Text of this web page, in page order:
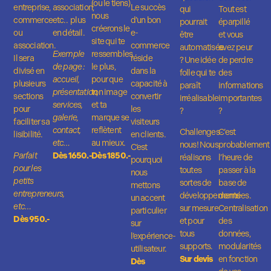
entreprise,
commerce
ou
association.
Il sera
divisé en
plusieurs
sections
pour
faciliter sa
lisibilité.
Parfait
pour les
petits
entrepreneurs,
etc…
Dès 950.-
association,
etc.. plus
en détail.
Exemple
de page :
accueil,
présentation,
services,
galerie,
contact,
etc…
Dès 1650.-
(ou le tiens)
nous
créerons le
site qui te
ressembles
le plus,
pour que
ton image
et ta
marque se
reflètent
au mieux.
Dès 1850.-
Le succès
d’un bon
e-
commerce
réside
dans la
capacité à
convertir
les
visiteurs
en clients.
C’est
pourquoi
nous
mettons
un accent
particulier
sur
l’expérience-
utilisateur.
Dès
qui
pourrait
être
automatisée
? Une idée
folle qui te
paraît
irréalisable
?
Challenges-
nous! Nous
réalisons
toutes
sortes de
développements
sur mesure
et pour
tous
supports.
Sur devis
Tout est
éparpillé
et vous
avez peur
de perdre
des
informations
importantes
?
C’est
probablement
l’heure de
passer à la
base de
données.
Centralisation
des
données,
modularités
en fonction